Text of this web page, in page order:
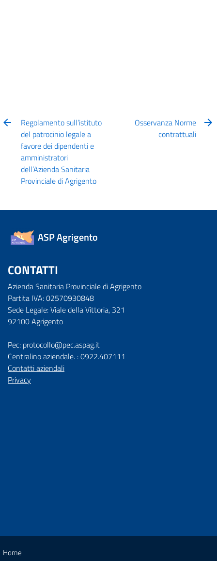
Regolamento sull’istituto
del patrocinio legale a
favore dei dipendenti e
amministratori
dell’Azienda Sanitaria
Provinciale di Agrigento
Osservanza Norme
contrattuali
ASP Agrigento
CONTATTI
Azienda Sanitaria Provinciale di Agrigento
Partita IVA: 02570930848
Sede Legale: Viale della Vittoria, 321
92100 Agrigento
Pec: protocollo@pec.aspag.it
Centralino aziendale. : 0922.407111
Contatti aziendali
Privacy
Home